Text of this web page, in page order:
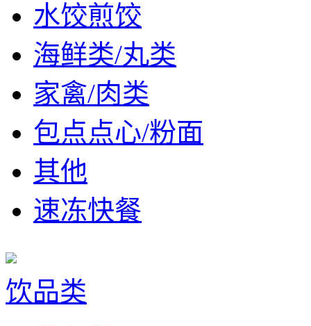
水饺煎饺
海鲜类/丸类
家禽/肉类
包点点心/粉面
其他
速冻快餐
饮品类